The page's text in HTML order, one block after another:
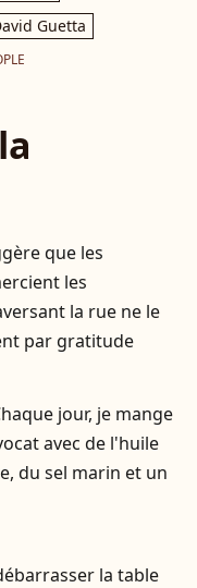
Guetta
que les
les
la rue ne le
par gratitude
jour, je mange
avec de l'huile
du sel marin et un
la table